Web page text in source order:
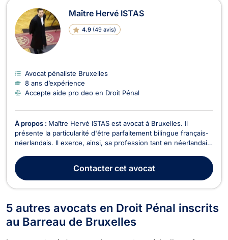
Maître Hervé ISTAS
4.9 (49 avis)
Avocat pénaliste Bruxelles
8 ans d’expérience
Accepte aide pro deo en Droit Pénal
À propos : Maître Hervé ISTAS est avocat à Bruxelles. Il
présente la particularité d'être parfaitement bilingue français-
néerlandais. Il exerce, ainsi, sa profession tant en néerlandais
devant des juridictions francophones que néerlandophones.
Maître ISTAS pratique principale...
Contactercet avocat
5 autres avocats en Droit Pénal inscrits
au Barreau de Bruxelles